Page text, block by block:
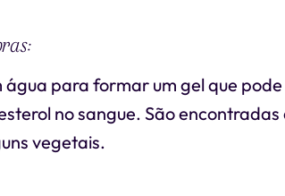
água para formar um gel que
no sangue. São
vegetais.